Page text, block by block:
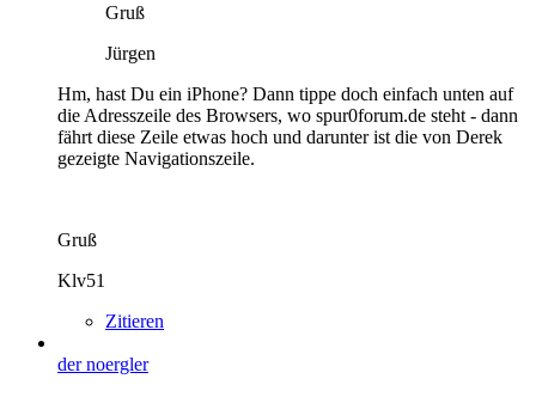
Gruß
Jürgen
Hm, hast Du ein iPhone? Dann tippe doch einfach unten auf
die Adresszeile des Browsers, wo spur0forum.de steht - dann
fährt diese Zeile etwas hoch und darunter ist die von Derek
gezeigte Navigationszeile.
Gruß
Klv51
Zitieren
der noergler